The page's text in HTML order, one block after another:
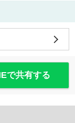
で共有する